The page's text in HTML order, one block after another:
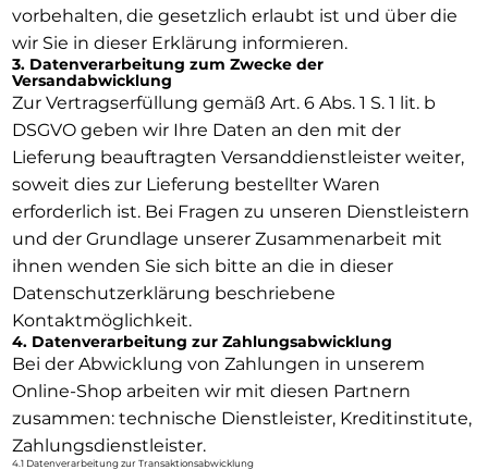
vorbehalten, die gesetzlich erlaubt ist und über die
wir Sie in dieser Erklärung informieren.
3. Datenverarbeitung zum Zwecke der
Versandabwicklung
Zur Vertragserfüllung gemäß Art. 6 Abs. 1 S. 1 lit. b
DSGVO geben wir Ihre Daten an den mit der
Lieferung beauftragten Versanddienstleister weiter,
soweit dies zur Lieferung bestellter Waren
erforderlich ist. Bei Fragen zu unseren Dienstleistern
und der Grundlage unserer Zusammenarbeit mit
ihnen wenden Sie sich bitte an die in dieser
Datenschutzerklärung beschriebene
Kontaktmöglichkeit.
4. Datenverarbeitung zur Zahlungsabwicklung
Bei der Abwicklung von Zahlungen in unserem
Online-Shop arbeiten wir mit diesen Partnern
zusammen: technische Dienstleister, Kreditinstitute,
Zahlungsdienstleister.
4.1 Datenverarbeitung zur Transaktionsabwicklung